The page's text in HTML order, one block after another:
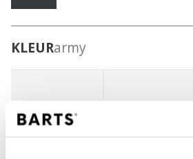
KLEURarmy